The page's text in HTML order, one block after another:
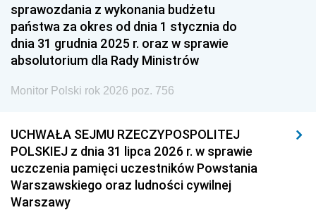
1951 1950
1948 1947 1946
1939 1938
sprawozdania z wykonania budżetu
państwa za okres od dnia 1 stycznia do
dnia 31 grudnia 2025 r. oraz w sprawie
absolutorium dla Rady Ministrów
Monitor Polski rok 2026 poz. 756
UCHWAŁA SEJMU RZECZYPOSPOLITEJ
POLSKIEJ z dnia 31 lipca 2026 r. w sprawie
uczczenia pamięci uczestników Powstania
Warszawskiego oraz ludności cywilnej
Warszawy